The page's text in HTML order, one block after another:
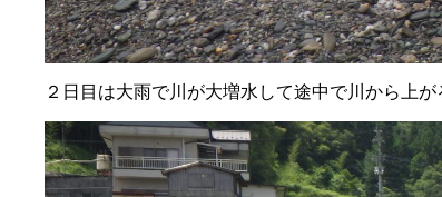
２日目は大雨で川が大増水して途中で川から上